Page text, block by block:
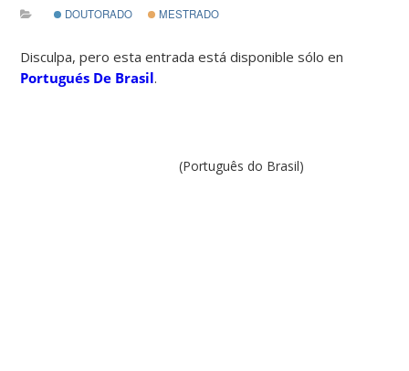
DOUTORADO MESTRADO
Disculpa, pero esta entrada está disponible sólo en
Portugués De Brasil.
(Português do Brasil)